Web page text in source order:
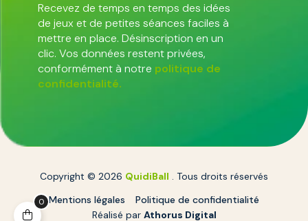
Recevez de temps en temps des idées
de jeux et de petites séances faciles à
mettre en place. Désinscription en un
clic. Vos données restent privées,
conformément à notre politique de
confidentialité.
Copyright © 2026 QuidiBall . Tous droits réservés
Mentions légales
Politique de confidentialité
Réalisé par Athorus Digital
0